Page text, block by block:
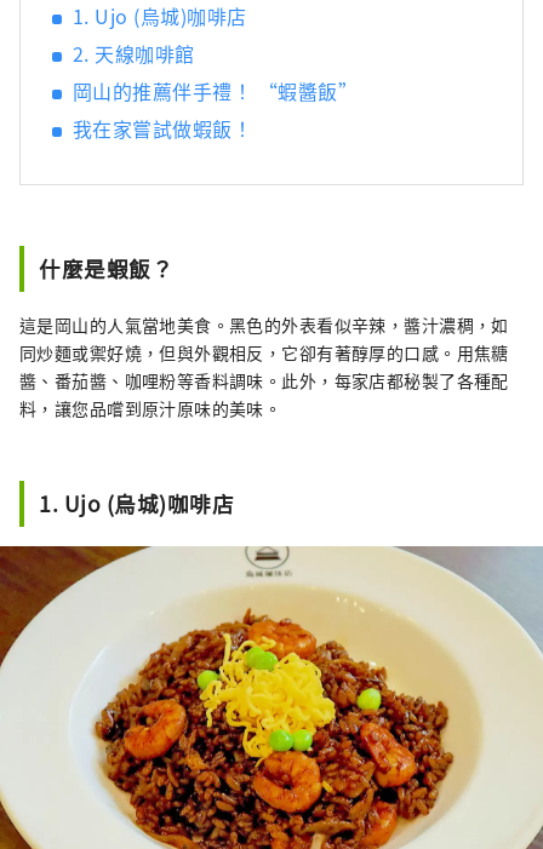
1. Ujo (烏城)咖啡店
2. 天線咖啡館
岡山的推薦伴手禮！ “蝦醬飯”
我在家嘗試做蝦飯！
什麼是蝦飯？
這是岡山的人氣當地美食。黑色的外表看似辛辣，醬汁濃稠，如
同炒麵或禦好燒，但與外觀相反，它卻有著醇厚的口感。用焦糖
醬、番茄醬、咖哩粉等香料調味。此外，每家店都秘製了各種配
料，讓您品嚐到原汁原味的美味。
1. Ujo (烏城)咖啡店